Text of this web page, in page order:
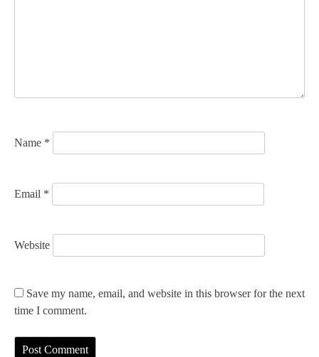
o
Name *
Email *
Website
Save my name, email, and website in this browser for the next
time I comment.